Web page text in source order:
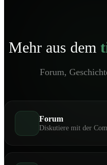
Mehr aus dem
Forum,
Forum
Diskutiere mit der